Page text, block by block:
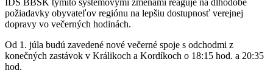
IDS BBSK týmito systémovými zmenami reaguje na dlhodobé
požiadavky obyvateľov regiónu na lepšiu dostupnosť verejnej
dopravy vo večerných hodinách.
Od 1. júla budú zavedené nové večerné spoje s odchodmi z
konečných zastávok v Králikoch a Kordíkoch o 18:15 hod. a 20:35
hod.